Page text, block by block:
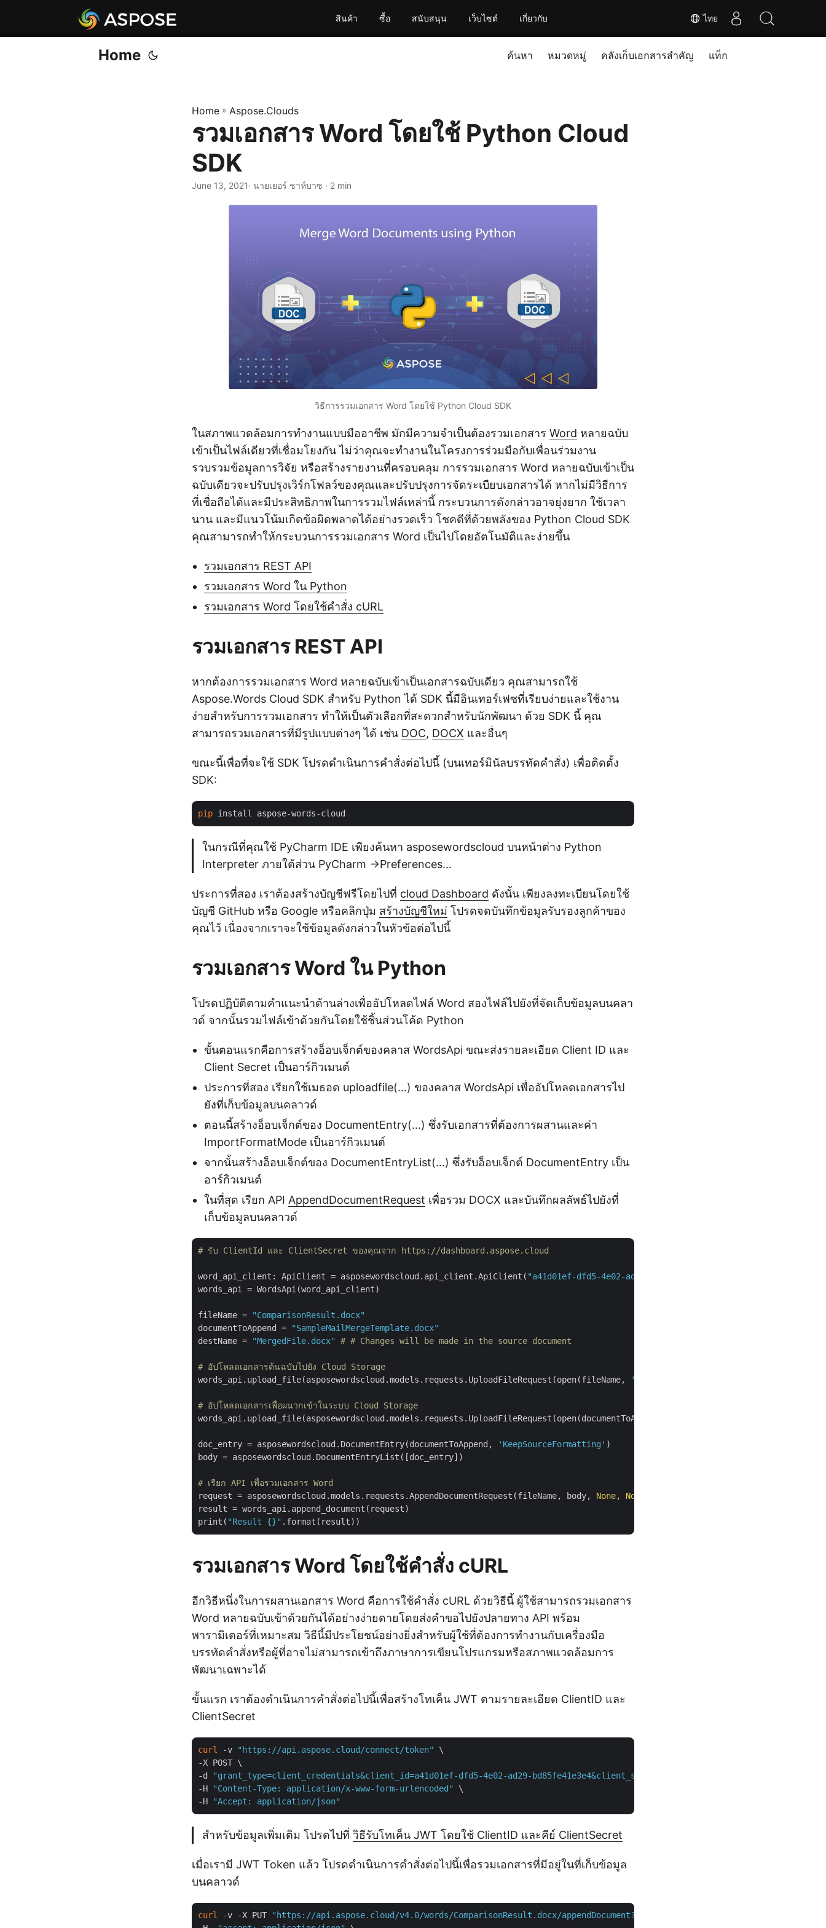
ไทย
สินค้า ซื้อ สนับสนุน เว็บไซต์ เกี่ยวกับ
Home ค้นหา หมวดหมู่ คลังเก็บเอกสารสำคัญ แท็ก
Home » Aspose.Clouds
รวมเอกสาร Word โดยใช้ Python Cloud
SDK
June 13, 2021· นายเยอร์ ชาห์บาซ · 2 min
วิธีการรวมเอกสาร Word โดยใช้ Python Cloud SDK
ในสภาพแวดล้อมการทำงานแบบมืออาชีพ มักมีความจำเป็นต้องรวมเอกสาร Word หลายฉบับ
เข้าเป็นไฟล์เดียวที่เชื่อมโยงกัน ไม่ว่าคุณจะทำงานในโครงการร่วมมือกับเพื่อนร่วมงาน
รวบรวมข้อมูลการวิจัย หรือสร้างรายงานที่ครอบคลุม การรวมเอกสาร Word หลายฉบับเข้าเป็น
ฉบับเดียวจะปรับปรุงเวิร์กโฟลว์ของคุณและปรับปรุงการจัดระเบียบเอกสารได้ หากไม่มีวิธีการ
ที่เชื่อถือได้และมีประสิทธิภาพในการรวมไฟล์เหล่านี้ กระบวนการดังกล่าวอาจยุ่งยาก ใช้เวลา
นาน และมีแนวโน้มเกิดข้อผิดพลาดได้อย่างรวดเร็ว โชคดีที่ด้วยพลังของ Python Cloud SDK
คุณสามารถทำให้กระบวนการรวมเอกสาร Word เป็นไปโดยอัตโนมัติและง่ายขึ้น
รวมเอกสาร REST API
รวมเอกสาร Word ใน Python
รวมเอกสาร Word โดยใช้คำสั่ง cURL
รวมเอกสาร REST API
หากต้องการรวมเอกสาร Word หลายฉบับเข้าเป็นเอกสารฉบับเดียว คุณสามารถใช้
Aspose.Words Cloud SDK สำหรับ Python ได้ SDK นี้มีอินเทอร์เฟซที่เรียบง่ายและใช้งาน
ง่ายสำหรับการรวมเอกสาร ทำให้เป็นตัวเลือกที่สะดวกสำหรับนักพัฒนา ด้วย SDK นี้ คุณ
สามารถรวมเอกสารที่มีรูปแบบต่างๆ ได้ เช่น DOC, DOCX และอื่นๆ
ขณะนี้เพื่อที่จะใช้ SDK โปรดดำเนินการคำสั่งต่อไปนี้ (บนเทอร์มินัลบรรทัดคำสั่ง) เพื่อติดตั้ง
SDK:
pip
ในกรณีที่คุณใช้ PyCharm IDE เพียงค้นหา asposewordscloud บนหน้าต่าง Python
Interpreter ภายใต้ส่วน PyCharm ->Preferences…
ประการที่สอง เราต้องสร้างบัญชีฟรีโดยไปที่ cloud Dashboard ดังนั้น เพียงลงทะเบียนโดยใช้
บัญชี GitHub หรือ Google หรือคลิกปุ่ม สร้างบัญชีใหม่ โปรดจดบันทึกข้อมูลรับรองลูกค้าของ
คุณไว้ เนื่องจากเราจะใช้ข้อมูลดังกล่าวในหัวข้อต่อไปนี้
รวมเอกสาร Word ใน Python
โปรดปฏิบัติตามคำแนะนำด้านล่างเพื่ออัปโหลดไฟล์ Word สองไฟล์ไปยังที่จัดเก็บข้อมูลบนคลา
วด์ จากนั้นรวมไฟล์เข้าด้วยกันโดยใช้ชิ้นส่วนโค้ด Python
ขั้นตอนแรกคือการสร้างอ็อบเจ็กต์ของคลาส WordsApi ขณะส่งรายละเอียด Client ID และ
Client Secret เป็นอาร์กิวเมนต์
ประการที่สอง เรียกใช้เมธอด uploadfile(…) ของคลาส WordsApi เพื่ออัปโหลดเอกสารไป
ยังที่เก็บข้อมูลบนคลาวด์
ตอนนี้สร้างอ็อบเจ็กต์ของ DocumentEntry(…) ซึ่งรับเอกสารที่ต้องการผสานและค่า
ImportFormatMode เป็นอาร์กิวเมนต์
จากนั้นสร้างอ็อบเจ็กต์ของ DocumentEntryList(…) ซึ่งรับอ็อบเจ็กต์ DocumentEntry เป็น
อาร์กิวเมนต์
ในที่สุด เรียก API AppendDocumentRequest เพื่อรวม DOCX และบันทึกผลลัพธ์ไปยังที่
เก็บข้อมูลบนคลาวด์
# รับ ClientId และ ClientSecret ของคุณจาก https://dashboard.aspose.cloud
word_api_client: ApiClient = asposewordscloud.api_client.ApiClient( "a41d01ef-dfd5-4e02-ad29-bd85fe41e3e4"
words_api = WordsApi(word_api_client)
fileName =
"ComparisonResult.docx"
documentToAppend =
"SampleMailMergeTemplate.docx"
destName =
"MergedFile.docx" # # Changes will be made in the source document
# อัปโหลดเอกสารต้นฉบับไปยัง Cloud Storage
words_api.upload_file(asposewordscloud.models.requests.UploadFileRequest(open(fileName,
'rb'
# อัปโหลดเอกสารเพื่อผนวกเข้าในระบบ Cloud Storage
words_api.upload_file(asposewordscloud.models.requests.UploadFileRequest(open(documentToAppend,
doc_entry = asposewordscloud.DocumentEntry(documentToAppend, 'KeepSourceFormatting' )
body = asposewordscloud.DocumentEntryList([doc_entry])
# เรียก API เพื่อรวมเอกสาร Word
request = asposewordscloud.models.requests.AppendDocumentRequest(fileName, body, None, None
result = words_api.append_document(request)
print( "Result {}"
รวมเอกสาร Word โดยใช้คำสั่ง cURL
อีกวิธีหนึ่งในการผสานเอกสาร Word คือการใช้คำสั่ง cURL ด้วยวิธีนี้ ผู้ใช้สามารถรวมเอกสาร
Word หลายฉบับเข้าด้วยกันได้อย่างง่ายดายโดยส่งคำขอไปยังปลายทาง API พร้อม
พารามิเตอร์ที่เหมาะสม วิธีนี้มีประโยชน์อย่างยิ่งสำหรับผู้ใช้ที่ต้องการทำงานกับเครื่องมือ
บรรทัดคำสั่งหรือผู้ที่อาจไม่สามารถเข้าถึงภาษาการเขียนโปรแกรมหรือสภาพแวดล้อมการ
พัฒนาเฉพาะได้
ขั้นแรก เราต้องดำเนินการคำสั่งต่อไปนี้เพื่อสร้างโทเค็น JWT ตามรายละเอียด ClientID และ
ClientSecret
curl -v "https://api.aspose.cloud/connect/token"
\
-X POST \
-d
"grant_type=client_credentials&client_id=a41d01ef-dfd5-4e02-ad29-
-H
"Content-Type: application/x-www-form-urlencoded"
\
-H
"Accept: application/json"
สำหรับข้อมูลเพิ่มเติม โปรดไปที่ วิธีรับโทเค็น JWT โดยใช้ ClientID และคีย์ ClientSecret
เมื่อเรามี JWT Token แล้ว โปรดดำเนินการคำสั่งต่อไปนี้เพื่อรวมเอกสารที่มีอยู่ในที่เก็บข้อมูล
บนคลาวด์
curl -v -X PUT "https://api.aspose.cloud/v4.0/words/ComparisonResult.docx/appendDocument?destFileName=MergedFile.docx"